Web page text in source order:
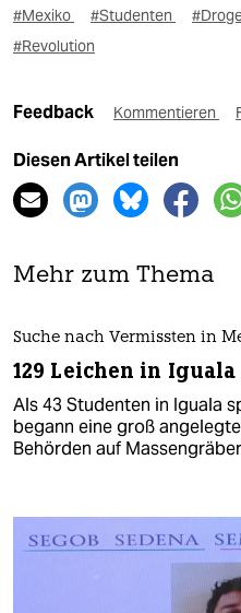
#Mexiko #Studenten
#Revolution
Feedback Kommentieren
Diesen Artikel teilen
Mehr zum Thema
Suche nach Vermissten in
129 Leichen in
Als 43 Studenten in Iguala
begann eine groß
Behörden auf